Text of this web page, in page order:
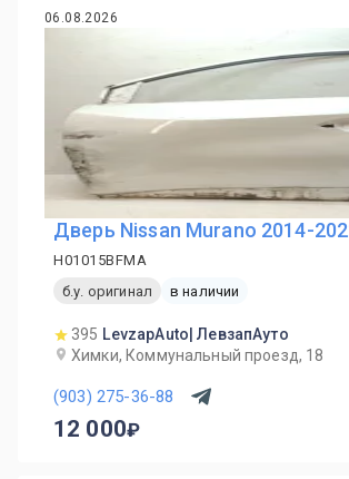
06.08.2026
Дверь Nissan Murano 2014-
H01015BFMA
б.у. оригинал
в наличии
395 LevzapAuto| ЛевзапАуто
Химки, Коммунальный проезд, 18
(903) 275-36-88
12 000